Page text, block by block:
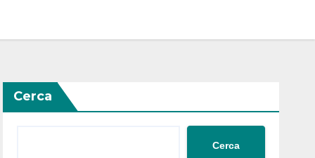
Cerca
Cerca